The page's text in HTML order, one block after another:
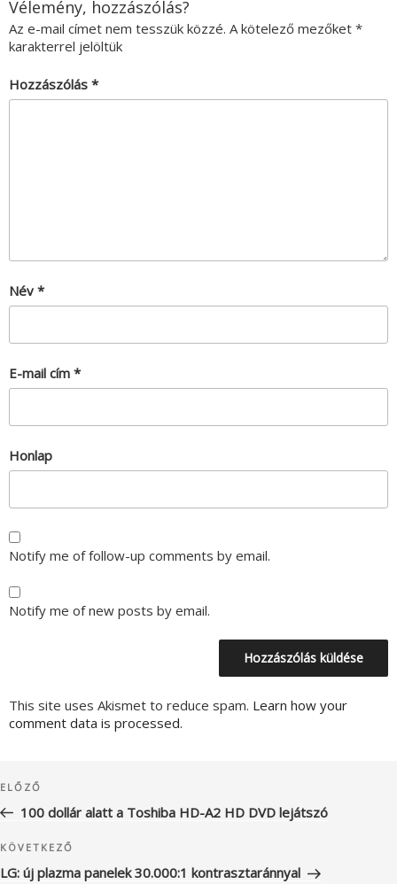
Vélemény, hozzászólás?
Az e-mail címet nem tesszük közzé. A kötelező mezőket *
karakterrel jelöltük
Hozzászólás *
Név *
E-mail cím *
Honlap
Notify me of follow-up comments by email.
Notify me of new posts by email.
This site uses Akismet to reduce spam. Learn how your
comment data is processed.
navigáció
Korábbi
bejegyzés
ELŐZŐ
100 dollár alatt a Toshiba HD-A2 HD DVD lejátszó
Következő
bejegyzés
KÖVETKEZŐ
LG: új plazma panelek 30.000:1 kontrasztaránnyal